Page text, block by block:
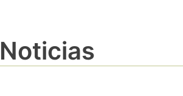
Noticias